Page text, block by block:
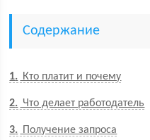
Содержание
1 Кто платит и почему
2 Что делает работодатель
3 Получение запроса